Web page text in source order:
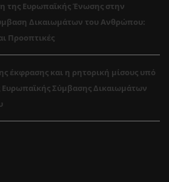
της Ευρωπαϊκής Ένωσης στην
Δικαιωμάτων του Ανθρώπου:
Προοπτικές
έκφρασης και η ρητορική μίσους υπό
Ευρωπαϊκής Σύμβασης Δικαιωμάτων